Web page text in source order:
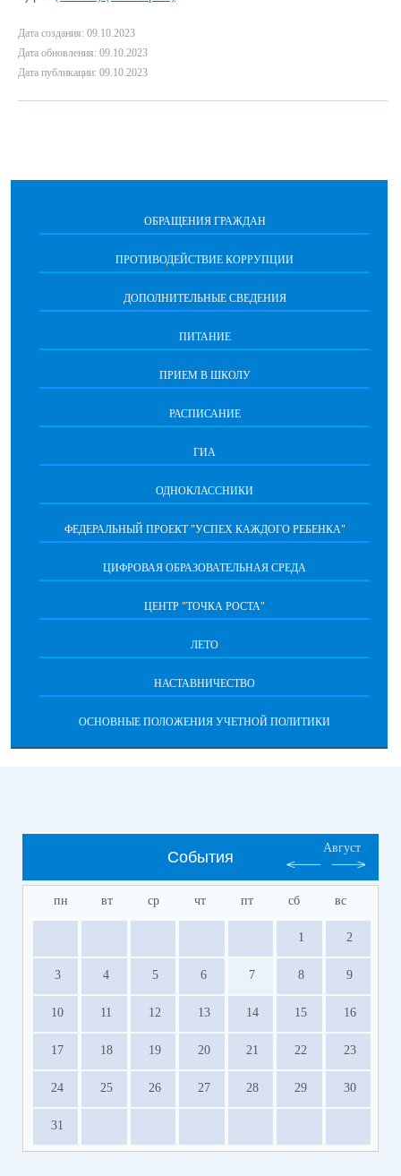
Дата создания: 09.10.2023
Дата обновления: 09.10.2023
Дата публикации: 09.10.2023
ОБРАЩЕНИЯ ГРАЖДАН
ПРОТИВОДЕЙСТВИЕ КОРРУПЦИИ
ДОПОЛНИТЕЛЬНЫЕ СВЕДЕНИЯ
ПИТАНИЕ
ПРИЕМ В ШКОЛУ
РАСПИСАНИЕ
ГИА
ОДНОКЛАССНИКИ
ФЕДЕРАЛЬНЫЙ ПРОЕКТ "УСПЕХ КАЖДОГО РЕБЕНКА"
ЦИФРОВАЯ ОБРАЗОВАТЕЛЬНАЯ СРЕДА
ЦЕНТР "ТОЧКА РОСТА"
ЛЕТО
НАСТАВНИЧЕСТВО
ОСНОВНЫЕ ПОЛОЖЕНИЯ УЧЕТНОЙ ПОЛИТИКИ
События
Август
пн вт ср чт пт сб вс
1 2
3 4 5 6 7 8 9
10 11 12 13 14 15 16
17 18 19 20 21 22 23
24 25 26 27 28 29 30
31